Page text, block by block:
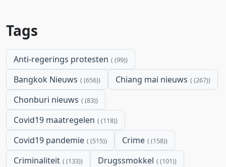
Tags
Anti-regerings protesten (99)
Bangkok Nieuws (656) Chiang mai nieuws (267)
Chonburi nieuws (83)
Covid19 maatregelen (118)
Covid19 pandemie (515) Crime (158)
Criminaliteit (133) Drugssmokkel (101)